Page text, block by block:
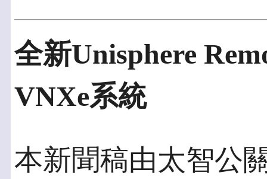
全新Unisphere
VNXe系統
本新聞稿由太智公